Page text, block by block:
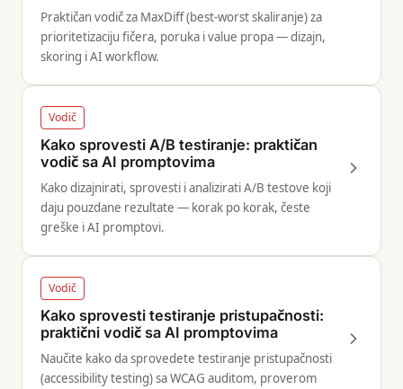
Praktičan vodič za MaxDiff (best-worst skaliranje) za
prioritetizaciju fičera, poruka i value propa — dizajn,
skoring i AI workflow.
Vodič
Kako sprovesti A/B testiranje: praktičan
vodič sa AI promptovima
Kako dizajnirati, sprovesti i analizirati A/B testove koji
daju pouzdane rezultate — korak po korak, česte
greške i AI promptovi.
Vodič
Kako sprovesti testiranje pristupačnosti:
praktični vodič sa AI promptovima
Naučite kako da sprovedete testiranje pristupačnosti
(accessibility testing) sa WCAG auditom, proverom